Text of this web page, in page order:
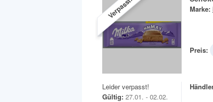
Verpasst! Marke:
Preis:
Leider verpasst!
Gültig: 27.01. - 02.02.